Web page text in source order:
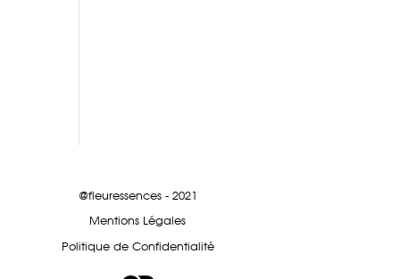
@fleuressences - 2021
Mentions Légales
Politique de Confidentialité